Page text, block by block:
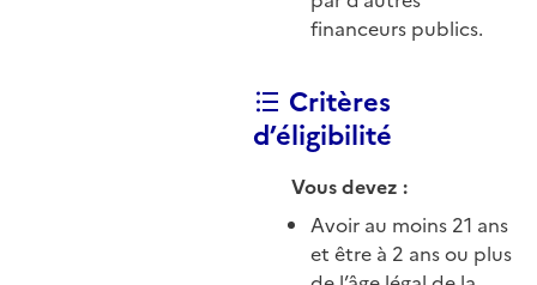
financeurs publics.
Critères
d’éligibilité
Vous devez :
Avoir au moins 21 ans
et être à 2 ans ou plus